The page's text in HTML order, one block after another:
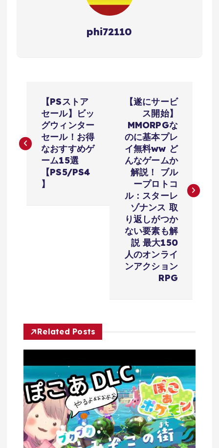
phi72110
ナ
【PSストア
セール】ビッ
グウィンター
セール！お得
なおすすめゲ
ーム15選
【PS5/PS4
】
【遂にサービ
ス開始】
MMORPGな
のに基本プレ
イ無料ww ど
んなゲームか
解説！ ブル
ープロトコ
ル：スターレ
ゾナンス 取
り返しがつか
ない要素も解
説 最大150
人のオンライ
ンアクション
RPG
Related Posts